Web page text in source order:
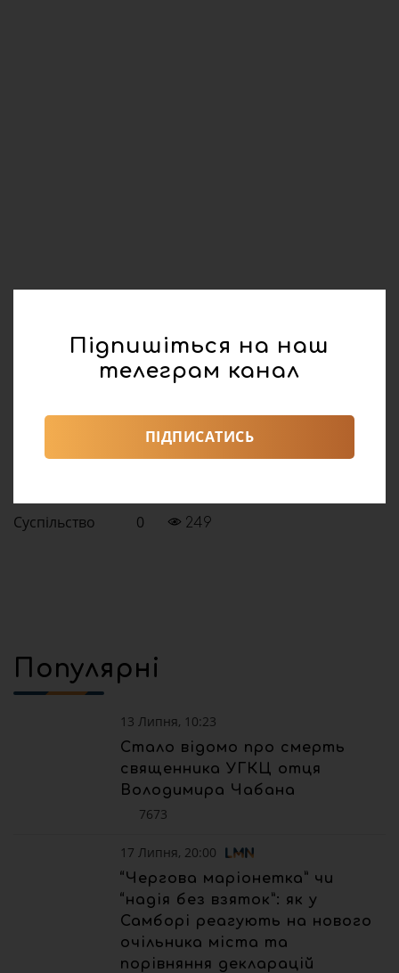
реклама
Поділитися:
Суспільство 0 249
Популярні
13 Липня, 10:23
Стало відомо про смерть
священника УГКЦ отця
Володимира Чабана
7673
17 Липня, 20:00
“Чергова маріонетка” чи
“надія без взяток”: як у
Самборі реагують на нового
очільника міста та
порівняння декларацій
Підпишіться на наш
телеграм канал
ПІДПИСАТИСЬ